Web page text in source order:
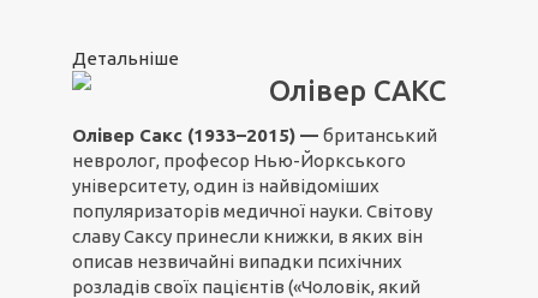
Детальніше
Олівер САКС
Олівер Сакс (1933–2015) — британський
невролог, професор Нью-Йоркського
університету, один із найвідоміших
популяризаторів медичної науки. Світову
славу Саксу принесли книжки, в яких він
описав незвичайні випадки психічних
розладів своїх пацієнтів («Чоловік, який